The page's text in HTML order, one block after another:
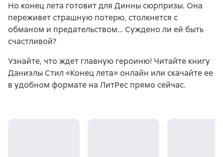
Но конец лета готовит для Динны сюрпризы. Она
переживет страшную потерю, столкнется с
обманом и предательством… Суждено ли ей быть
счастливой?
Узнайте, что ждет главную героиню! Читайте книгу
Даниэлы Стил «Конец лета» онлайн или скачайте ее
в удобном формате на ЛитРес прямо сейчас.